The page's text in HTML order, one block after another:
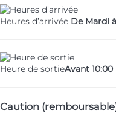
Heures d’arrivée De Mardi
Heure de sortieAvant 10:00
Caution